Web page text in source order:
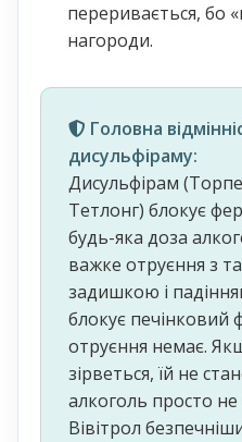
переривається, бо
нагороди.
Головна
дисульфіраму:
Дисульфірам
Тетлонг) блокує
будь-яка доза
важке отруєння з
задишкою і
блокує печінковий
отруєння немає.
зірветься, їй не
алкоголь просто
Вівітрол